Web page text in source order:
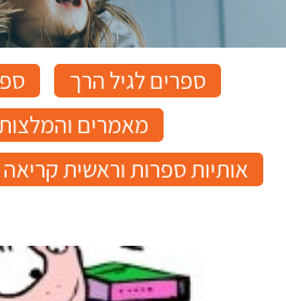
ספרים לגיל הרך
מאמרים
אותיות ספרות וראשית קריאה